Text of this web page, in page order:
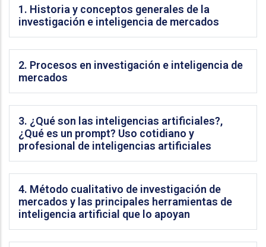
1. Historia y conceptos generales de la
investigación e inteligencia de mercados
2. Procesos en investigación e inteligencia de
mercados
3. ¿Qué son las inteligencias artificiales?,
¿Qué es un prompt? Uso cotidiano y
profesional de inteligencias artificiales
4. Método cualitativo de investigación de
mercados y las principales herramientas de
inteligencia artificial que lo apoyan